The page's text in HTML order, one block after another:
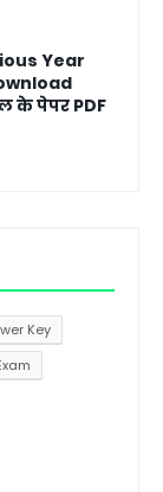
Year
के पेपर PDF
Key